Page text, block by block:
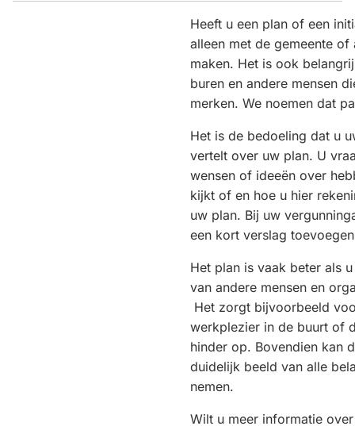
Heeft u een plan of een
alleen met de gemeente of
maken. Het is ook
buren en andere mensen
merken. We noemen dat
Het is de bedoeling dat u
vertelt over uw plan. U
wensen of ideeën over
kijkt of en hoe u hier
uw plan. Bij uw
een kort verslag
Het plan is vaak beter als
van andere mensen en
Het zorgt bijvoorbeeld
werkplezier in de buurt of
hinder op. Bovendien kan
duidelijk beeld van alle
nemen.
Wilt u meer informatie